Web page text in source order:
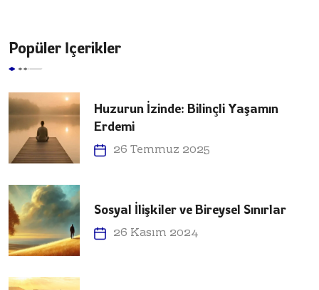
Popüler İçerikler
Huzurun İzinde: Bilinçli Yaşamın
Erdemi
26 Temmuz 2025
Sosyal İlişkiler ve Bireysel Sınırlar
26 Kasım 2024